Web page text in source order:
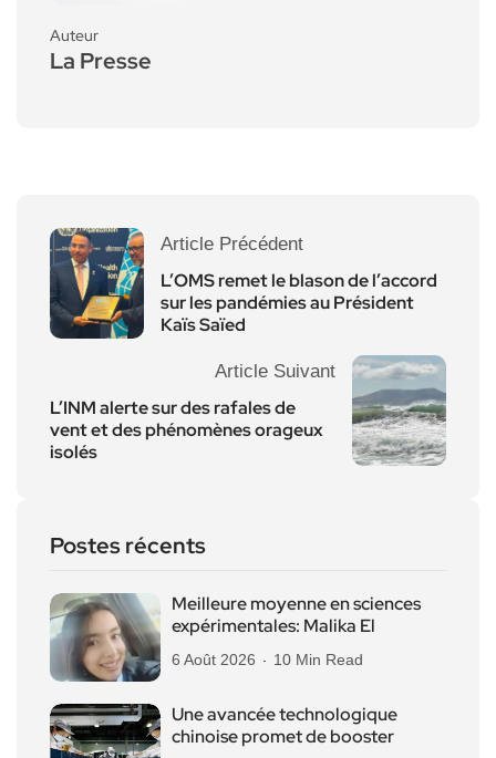
Auteur
La Presse
Article Précédent
L’OMS remet le blason de l’accord
sur les pandémies au Président
Kaïs Saïed
Article Suivant
L’INM alerte sur des rafales de
vent et des phénomènes orageux
isolés
Postes récents
Meilleure moyenne en sciences
expérimentales: Malika El
6 Août 2026 10 Min Read
Une avancée technologique
chinoise promet de booster